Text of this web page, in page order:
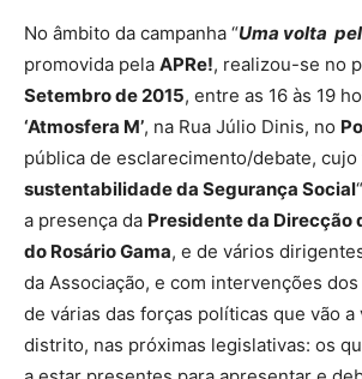
No âmbito da campanha “Uma volta
promovida pela APRe!, realizou-se no
Setembro de 2015, entre as 16 às 19
‘Atmosfera M’, na Rua Júlio Dinis, no
pública de esclarecimento/debate, cujo
sustentabilidade da Segurança Social
a presença da Presidente da Direcção
do Rosário Gama, e de vários
da Associação, e com intervenções
de várias das forças políticas que vão
distrito, nas próximas legislativas: os